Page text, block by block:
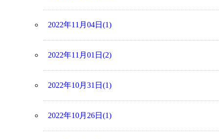
2022年11月04日(1)
2022年11月01日(2)
2022年10月31日(1)
2022年10月26日(1)